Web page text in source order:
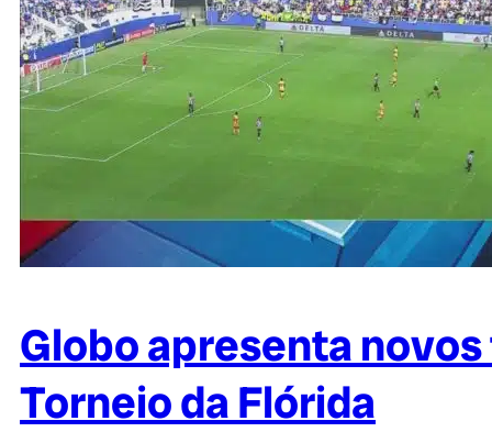
Globo apresenta
Torneio da Flórida